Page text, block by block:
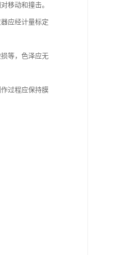
移动和撞击。
应经计量标定
等，色泽应无
过程应保持膜